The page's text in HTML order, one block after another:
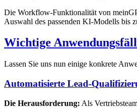
Die Workflow-Funktionalität von
Auswahl des passenden KI-Modells bis
Wichtige
Lassen Sie uns nun einige konkrete
Automatisierte Lead-
Die Herausforderung: Als